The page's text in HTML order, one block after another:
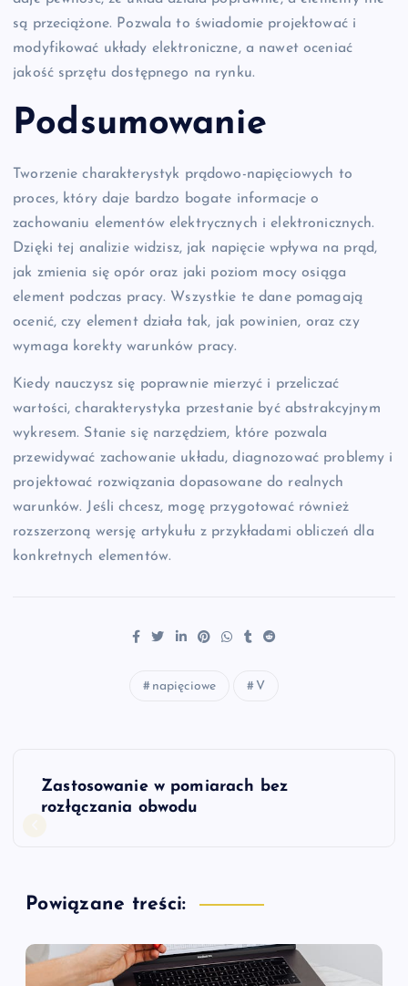
są przeciążone. Pozwala to świadomie projektować i
modyfikować układy elektroniczne, a nawet oceniać
jakość sprzętu dostępnego na rynku.
Podsumowanie
Tworzenie charakterystyk prądowo-napięciowych to
proces, który daje bardzo bogate informacje o
zachowaniu elementów elektrycznych i elektronicznych.
Dzięki tej analizie widzisz, jak napięcie wpływa na prąd,
jak zmienia się opór oraz jaki poziom mocy osiąga
element podczas pracy. Wszystkie te dane pomagają
ocenić, czy element działa tak, jak powinien, oraz czy
wymaga korekty warunków pracy.
Kiedy nauczysz się poprawnie mierzyć i przeliczać
wartości, charakterystyka przestanie być abstrakcyjnym
wykresem. Stanie się narzędziem, które pozwala
przewidywać zachowanie układu, diagnozować problemy i
projektować rozwiązania dopasowane do realnych
warunków. Jeśli chcesz, mogę przygotować również
rozszerzoną wersję artykułu z przykładami obliczeń dla
konkretnych elementów.
napięciowe V
N
g
Zastosowanie w pomiarach bez
rozłączania obwodu
Powiązane treści: